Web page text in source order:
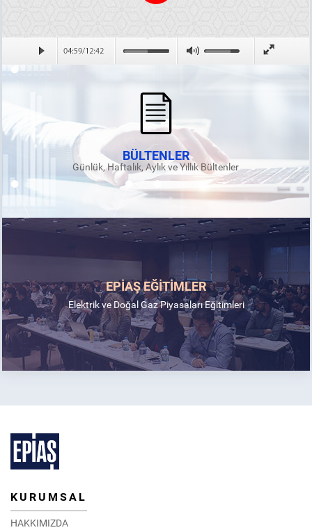
BÜLTENLER
Günlük, Haftalık, Aylık ve Yıllık Bültenler
EPİAŞ EĞİTİMLER
Elektrik ve Doğal Gaz Piyasaları Eğitimleri
KURUMSAL
HAKKIMIZDA